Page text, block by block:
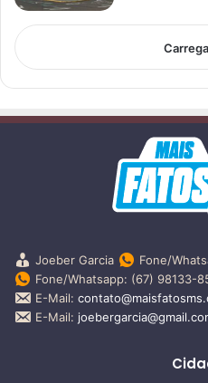
Joeber Garcia
Fone/
Fone/Whatsapp: (67) 98133-
E-Mail:
E-Mail: